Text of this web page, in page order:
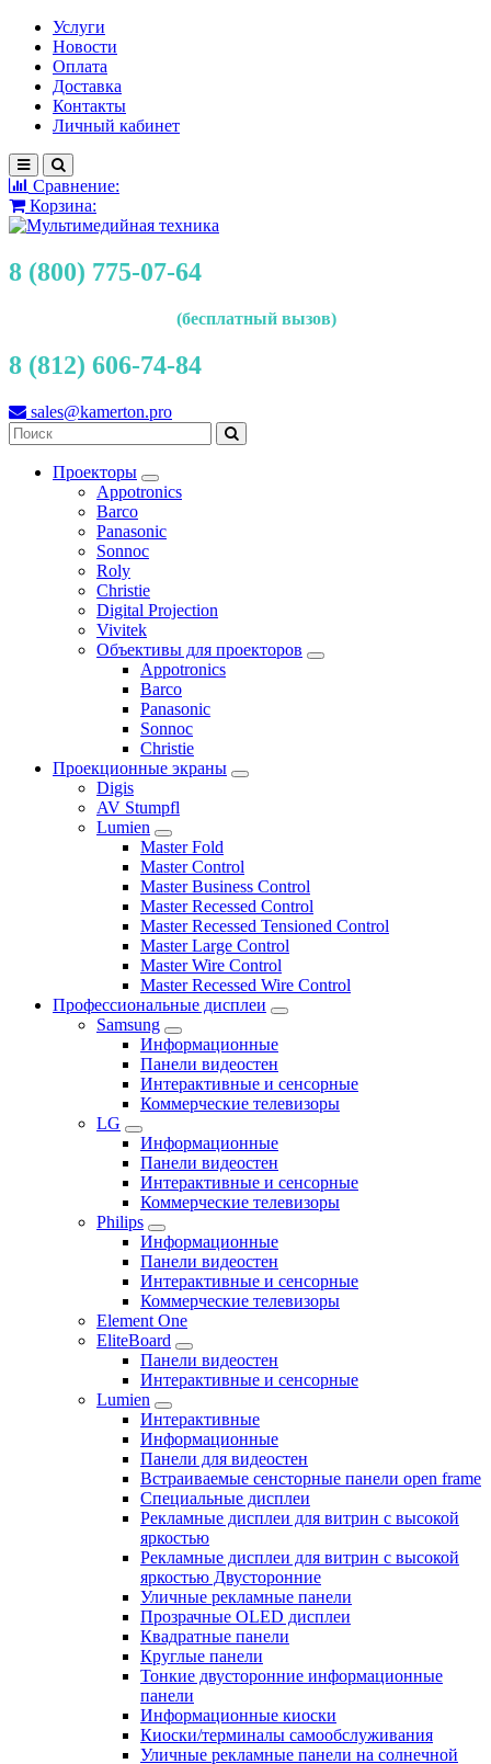
Услуги
Новости
Оплата
Доставка
Контакты
Личный кабинет
Сравнение:
Корзина:
8 (800) 775-07-64
(бесплатный вызов)
8 (812) 606-74-84
sales@kamerton.pro
Проекторы
Appotronics
Barco
Panasonic
Sonnoc
Roly
Christie
Digital Projection
Vivitek
Объективы для проекторов
Appotronics
Barco
Panasonic
Sonnoc
Сhristie
Проекционные экраны
Digis
AV Stumpfl
Lumien
Master Fold
Master Control
Master Business Control
Master Recessed Control
Master Recessed Tensioned Control
Master Large Control
Master Wire Control
Master Recessed Wire Control
Профессиональные дисплеи
Samsung
Информационные
Панели видеостен
Интерактивные и сенсорные
Коммерческие телевизоры
LG
Информационные
Панели видеостен
Интерактивные и сенсорные
Коммерческие телевизоры
Philips
Информационные
Панели видеостен
Интерактивные и сенсорные
Коммерческие телевизоры
Element One
EliteBoard
Панели видеостен
Интерактивные и сенсорные
Lumien
Интерактивные
Информационные
Панели для видеостен
Встраиваемые сенсторные панели open frame
Специальные дисплеи
Рекламные дисплеи для витрин с высокой
яркостью
Рекламные дисплеи для витрин с высокой
яркостью Двусторонние
Уличные рекламные панели
Прозрачные OLED дисплеи
Квадратные панели
Круглые панели
Тонкие двусторонние информационные
панели
Информационные киоски
Киоски/терминалы самообслуживания
Уличные рекламные панели на солнечной